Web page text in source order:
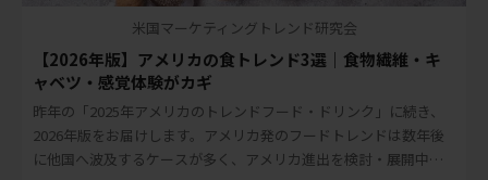
米国マーケティングトレンド研究会
【2026年版】アメリカの食トレンド3選｜食物繊維・キ
ャベツ・感覚体験がカギ
昨年の「2025年アメリカのトレンドフード・ドリンク」に続き、
2026年版をお届けします。アメリカ発のフードトレンドは数年後
に他国へ波及するケースが多く、アメリカ進出を検討・展開中の